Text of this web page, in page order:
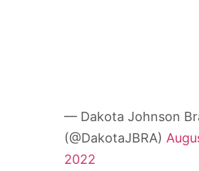
— Dakota Johnson
(@DakotaJBRA)
2022